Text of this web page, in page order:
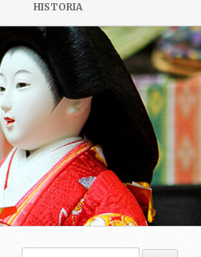
HISTORIA
JAPANI-PÄIVÄ 2009
KUVIA MATKAN VARRELTA
LIBARO DE (YRJÖ) KUIKKA.
VERKOJ PRI JAPANIO EN
ESPERANTO